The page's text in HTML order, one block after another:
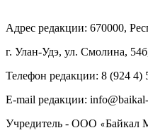
Адрес редакции: 670000,
г. Улан-Удэ, ул. Смолина,
Телефон редакции: ‎‎8 (924 4)
E-mail редакции:
Учредитель - ООО «Байкал